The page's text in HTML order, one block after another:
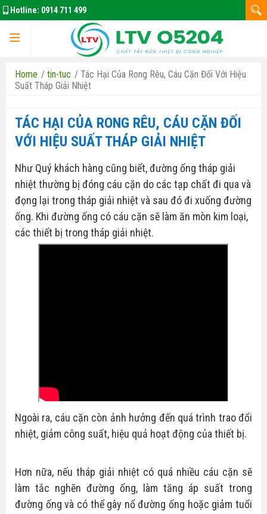
Hotline: 0914 711 499
Trang chủ
Home / tin-tuc / Tác Hại Của Rong Rêu, Cáu Cặn Đối Với Hiệu
Suất Tháp Giải Nhiệt
TÁC HẠI CỦA RONG RÊU, CÁU CẶN ĐỐI
VỚI HIỆU SUẤT THÁP GIẢI NHIỆT
Như Quý khách hàng cũng biết, đường ống tháp giải
nhiệt thường bị đóng cáu cặn do các tạp chất đi qua và
đọng lại trong tháp giải nhiệt và sau đó đi xuống đường
ống. Khi đường ống có cáu cặn sẽ làm ăn mòn kim loại,
các thiết bị trong tháp giải nhiệt.
Ngoài ra, cáu cặn còn ảnh hưởng đến quá trình trao đổi
nhiệt, giảm công suất, hiệu quả hoạt động của thiết bị.
Hơn nữa, nếu tháp giải nhiệt có quá nhiều cáu cặn sẽ
làm tắc nghẽn đường ống, làm tăng áp suất trong
đường ống và có thể gây nổ đường ống hoặc giảm tuổi